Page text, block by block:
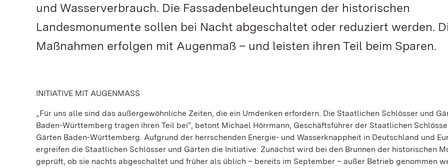
und Wasserverbrauch. Die Fassadenbeleuchtungen der historischen
Landesmonumente sollen bei Nacht abgeschaltet oder reduziert werden.
Maßnahmen erfolgen mit Augenmaß – und leisten ihren Teil beim Sparen.
INITIATIVE MIT AUGENMASS
„Für uns alle sind das außergewöhnliche Zeiten, die ein Umdenken erfordern. Die Staatlichen Schlösser und
Baden-Württemberg tragen ihren Teil bei“, betont Michael Hörrmann, Geschäftsführer der Staatlichen
Gärten Baden-Württemberg. Aufgrund der herrschenden Energie- und Wasserknappheit in Deutschland und
ergreifen die Staatlichen Schlösser und Gärten die Initiative: Zunächst wird bei den Brunnen der historischen
geprüft, ob sie nachts abgeschaltet und früher als üblich – bereits im September – außer Betrieb genommen